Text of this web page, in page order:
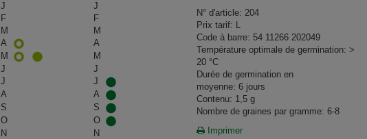
J
J
F
F
M
M
A
A
M
M
J
J
J
J
A
A
S
S
O
O
N
N
N° d'article: 204
Prix tarif: L
Code à barre: 54 11266 202049
Température optimale de germination: >
20 °C
Durée de germination en
moyenne: 6 jours
Contenu: 1,5 g
Nombre de graines par gramme: 6-8
Imprimer